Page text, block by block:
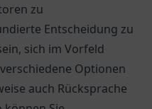
zu
Entscheidung zu
sich im Vorfeld
Optionen
auch Rücksprache